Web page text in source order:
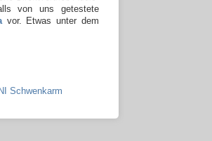
von uns getestete
vor. Etwas unter dem
Schwenkarm